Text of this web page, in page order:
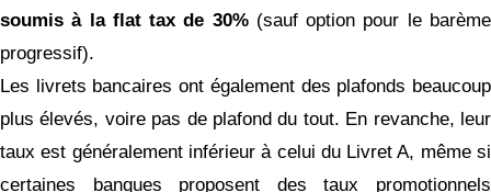
soumis à la flat tax de 30%(sauf option pour le barème
progressif).
Les livrets bancaires ont également des plafonds beaucoup
plus élevés, voire pas de plafond du tout. En revanche, leur
taux est généralement inférieur à celui du Livret A, même si
certaines banques proposent des taux promotionnels